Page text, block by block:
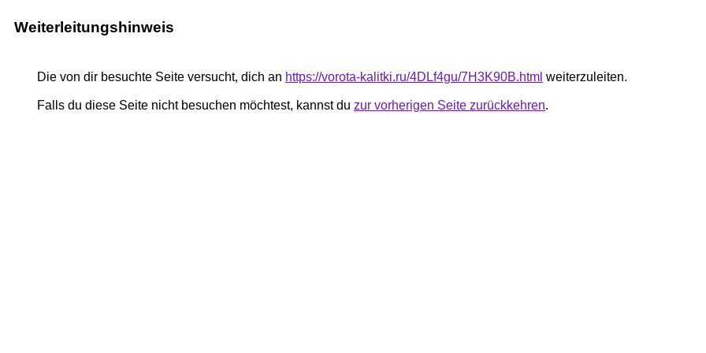
Weiterleitungshinweis
Die von dir besuchte Seite versucht, dich an https://vorota-kalitki.ru/4DLf4gu/7H3K90B.html weiterzuleiten.
Falls du diese Seite nicht besuchen möchtest, kannst du zur vorherigen Seite zurückkehren.